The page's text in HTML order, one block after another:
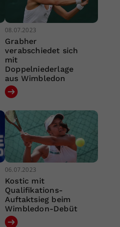
08.07.2023
Grabher
verabschiedet sich
mit
Doppelniederlage
aus Wimbledon
06.07.2023
Kostic mit
Qualifikations-
Auftaktsieg beim
Wimbledon-Debüt